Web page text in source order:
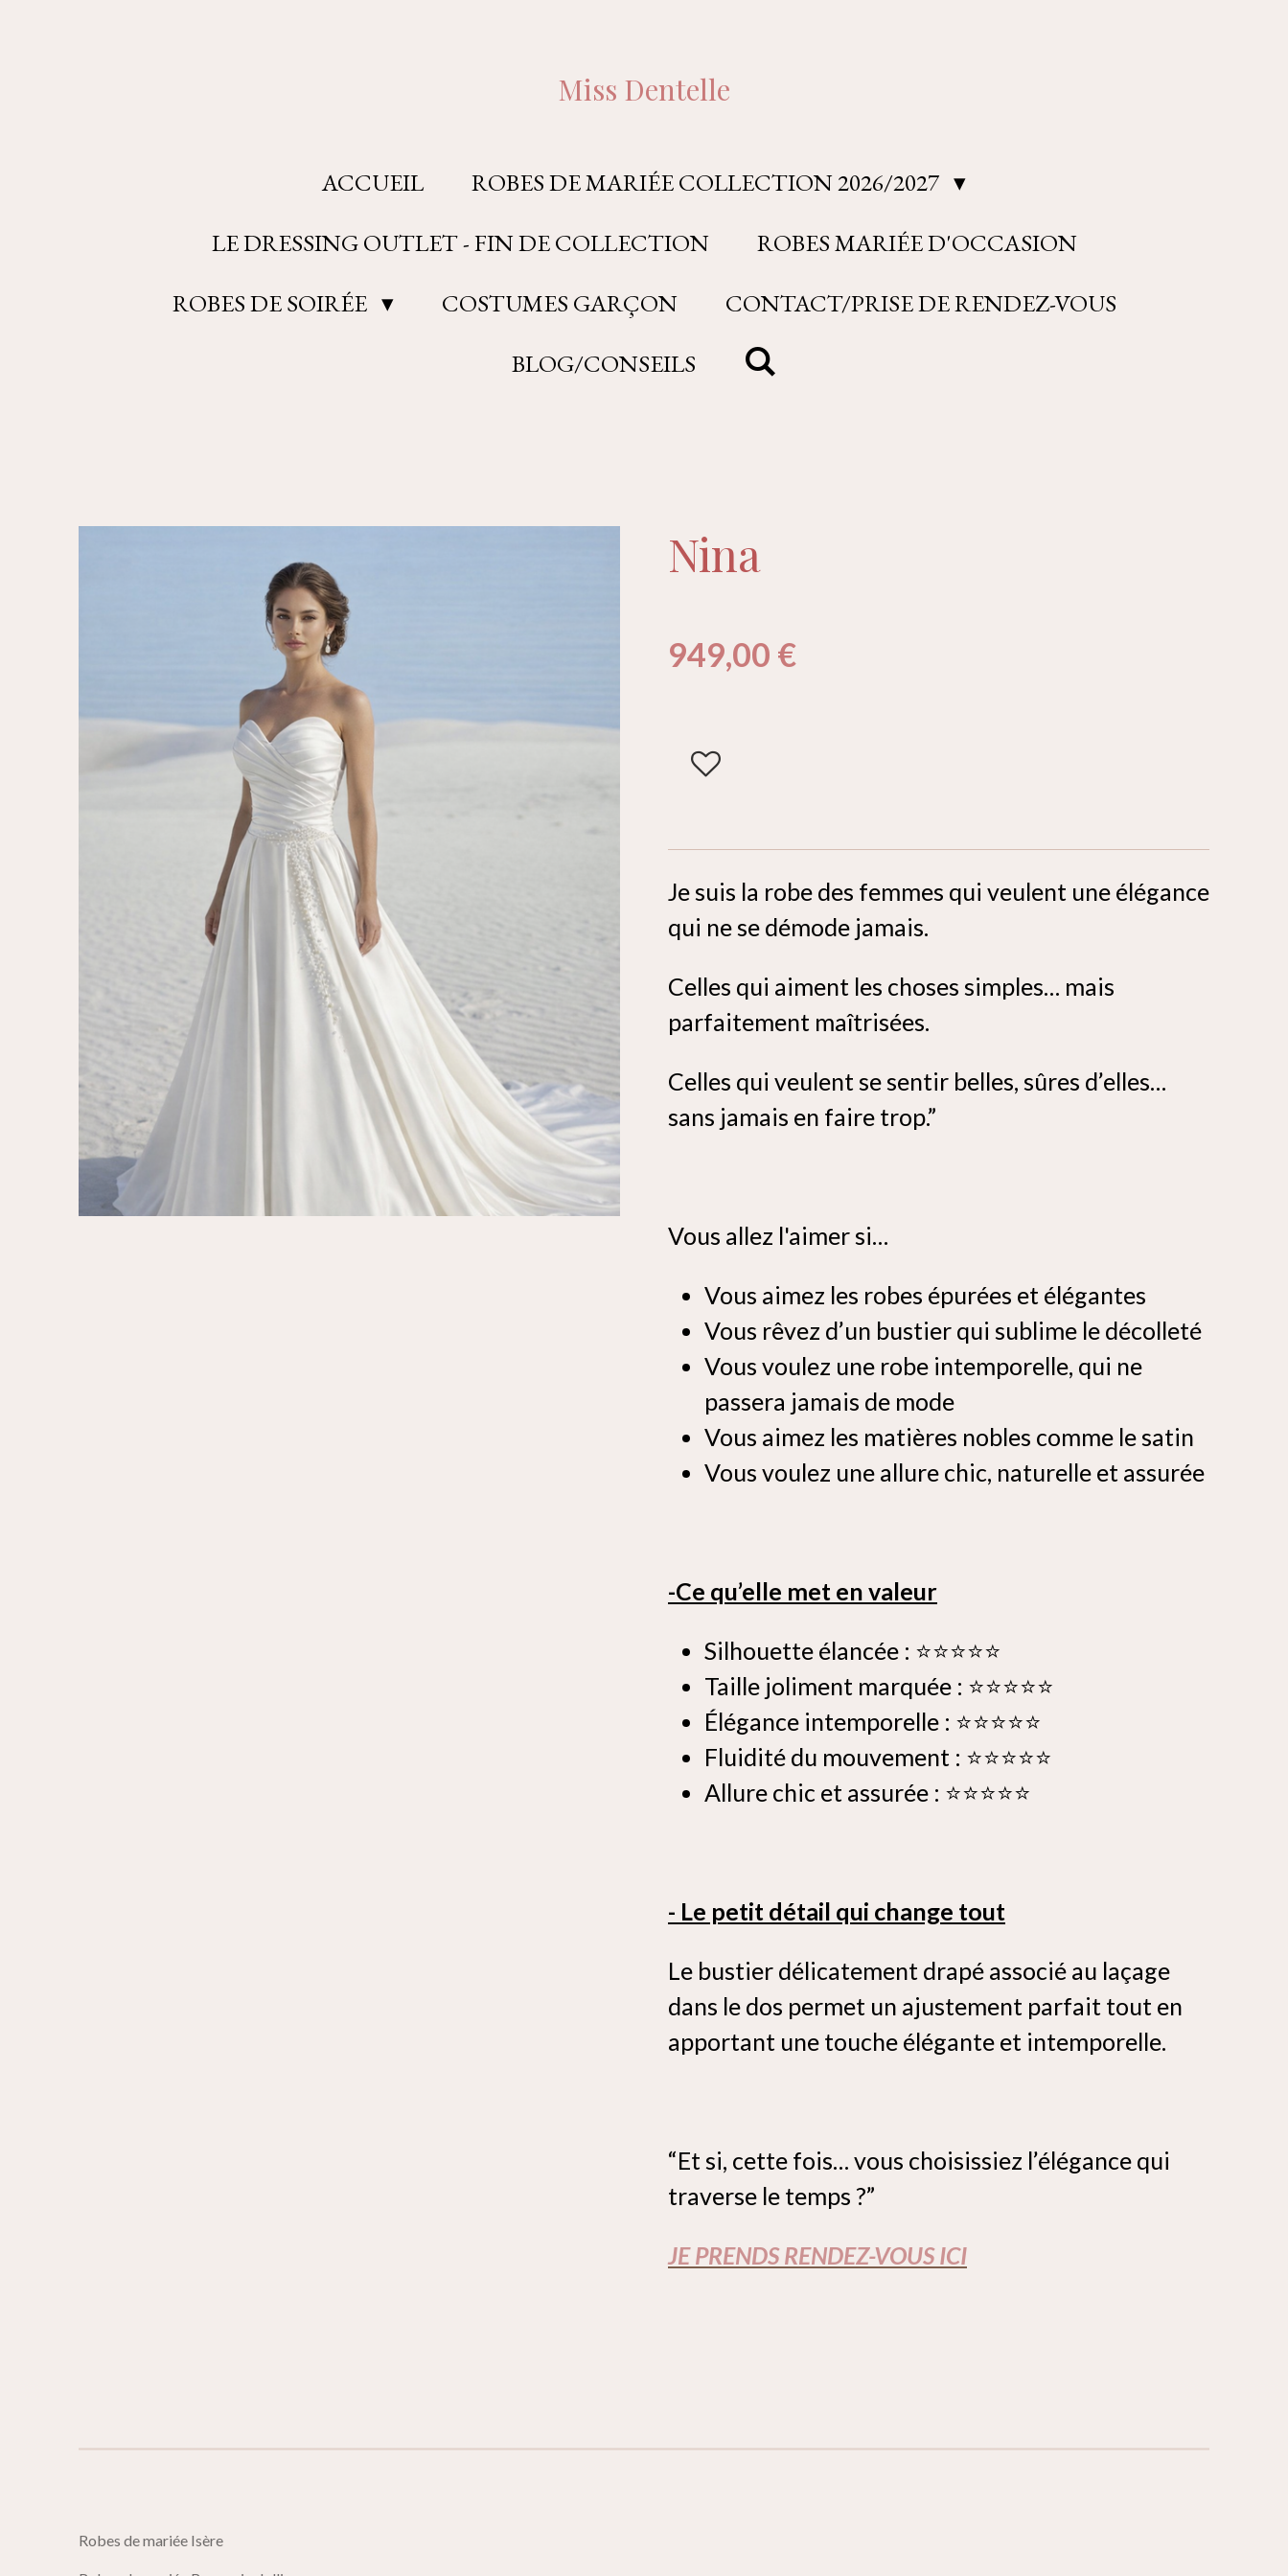
Miss Dentelle
ACCUEIL
ROBES DE MARIÉE COLLECTION 2026/2027
LE DRESSING OUTLET - FIN DE COLLECTION
ROBES MARIÉE D'OCCASION
ROBES DE SOIRÉE
COSTUMES GARÇON
CONTACT/PRISE DE RENDEZ-VOUS
BLOG/CONSEILS
Nina
949,00 €
Je suis la robe des femmes qui veulent une élégance
qui ne se démode jamais.
Celles qui aiment les choses simples… mais
parfaitement maîtrisées.
Celles qui veulent se sentir belles, sûres d’elles…
sans jamais en faire trop.”
Vous allez l'aimer si…
Vous aimez les robes épurées et élégantes
Vous rêvez d’un bustier qui sublime le décolleté
Vous voulez une robe intemporelle, qui ne
passera jamais de mode
Vous aimez les matières nobles comme le satin
Vous voulez une allure chic, naturelle et assurée
-Ce qu’elle met en valeur
Silhouette élancée : ⭐⭐⭐⭐⭐
Taille joliment marquée : ⭐⭐⭐⭐⭐
Élégance intemporelle : ⭐⭐⭐⭐⭐
Fluidité du mouvement : ⭐⭐⭐⭐⭐
Allure chic et assurée : ⭐⭐⭐⭐⭐
- Le petit détail qui change tout
Le bustier délicatement drapé associé au laçage
dans le dos permet un ajustement parfait tout en
apportant une touche élégante et intemporelle.
“Et si, cette fois… vous choisissiez l’élégance qui
traverse le temps ?”
JE PRENDS RENDEZ-VOUS ICI
Robes de mariée Isère